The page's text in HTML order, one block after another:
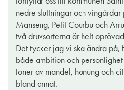
nedre sluttningar och
Manseng, Petit Courbu och
två druvsorterna är helt
Det tycker jag vi ska ändra på,
både ambition och
toner av mandel, honung och
bland annat.